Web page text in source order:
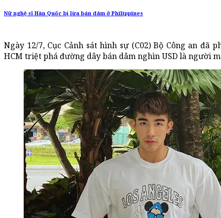
Nữ nghệ sĩ Hàn Quốc bị lừa bán dâm ở Philippines
Ngày 12/7, Cục Cảnh sát hình sự (C02) Bộ Công an đã
HCM triệt phá đường dây bán dâm nghìn USD là người